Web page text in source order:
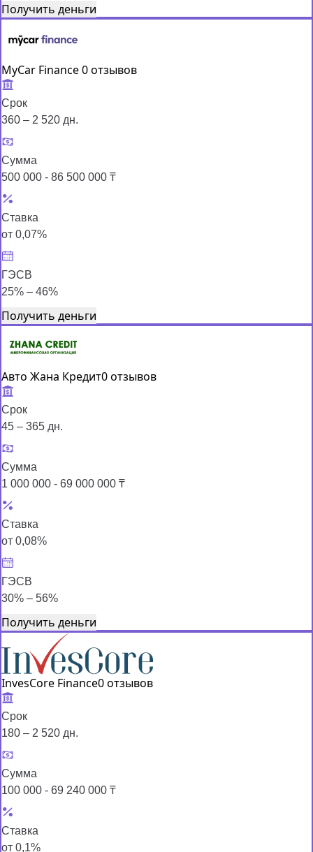
Получить деньги
MyCar Finance0 отзывов
Срок
360 – 2 520 дн.
Сумма
500 000 - 86 500 000 ₸
Ставка
от 0,07%
ГЭСВ
25% – 46%
Получить деньги
Авто Жана Кредит0 отзывов
Срок
45 – 365 дн.
Сумма
1 000 000 - 69 000 000 ₸
Ставка
от 0,08%
ГЭСВ
30% – 56%
Получить деньги
InvesCore Finance0 отзывов
Срок
180 – 2 520 дн.
Сумма
100 000 - 69 240 000 ₸
Ставка
от 0,1%